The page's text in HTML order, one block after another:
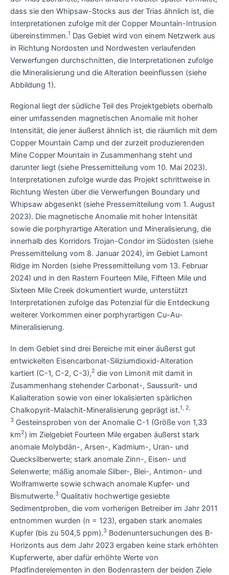
dass sie den Whipsaw-Stocks aus der Trias ähnlich ist, die
Interpretationen zufolge mit der Copper Mountain-Intrusion
übereinstimmen.1 Das Gebiet wird von einem Netzwerk aus
in Richtung Nordosten und Nordwesten verlaufenden
Verwerfungen durchschnitten, die Interpretationen zufolge
die Mineralisierung und die Alteration beeinflussen (siehe
Abbildung 1).
Regional liegt der südliche Teil des Projektgebiets oberhalb
einer umfassenden magnetischen Anomalie mit hoher
Intensität, die jener äußerst ähnlich ist, die räumlich mit dem
Copper Mountain Camp und der zurzeit produzierenden
Mine Copper Mountain in Zusammenhang steht und
darunter liegt (siehe Pressemitteilung vom 10. Mai 2023).
Interpretationen zufolge wurde das Projekt schrittweise in
Richtung Westen über die Verwerfungen Boundary und
Whipsaw abgesenkt (siehe Pressemitteilung vom 1. August
2023). Die magnetische Anomalie mit hoher Intensität
sowie die porphyrartige Alteration und Mineralisierung, die
innerhalb des Korridors Trojan-Condor im Südosten (siehe
Pressemitteilung vom 8. Januar 2024), im Gebiet Lamont
Ridge im Norden (siehe Pressemitteilung vom 13. Februar
2024) und in den Rastern Fourteen Mile, Fifteen Mile und
Sixteen Mile Creek dokumentiert wurde, unterstützt
Interpretationen zufolge das Potenzial für die Entdeckung
weiterer Vorkommen einer porphyrartigen Cu-Au-
Mineralisierung.
In dem Gebiet sind drei Bereiche mit einer äußerst gut
entwickelten Eisencarbonat-Siliziumdioxid-Alteration
kartiert (C-1, C-2, C-3),2 die von Limonit mit damit in
Zusammenhang stehender Carbonat-, Saussurit- und
Kalialteration sowie von einer lokalisierten spärlichen
Chalkopyrit-Malachit-Mineralisierung geprägt ist.1, 2,
3 Gesteinsproben von der Anomalie C-1 (Größe von 1,33
km2) im Zielgebiet Fourteen Mile ergaben äußerst stark
anomale Molybdän-, Arsen-, Kadmium-, Uran- und
Quecksilberwerte; stark anomale Zinn-, Eisen- und
Selenwerte; mäßig anomale Silber-, Blei-, Antimon- und
Wolframwerte sowie schwach anomale Kupfer- und
Bismutwerte.3 Qualitativ hochwertige gesiebte
Sedimentproben, die vom vorherigen Betreiber im Jahr 2011
entnommen wurden (n = 123), ergaben stark anomales
Kupfer (bis zu 504,5 ppm).3 Bodenuntersuchungen des B-
Horizonts aus dem Jahr 2023 ergaben keine stark erhöhten
Kupferwerte, aber dafür erhöhte Werte von
Pfadfinderelementen in den Bodenrastern der beiden Ziele